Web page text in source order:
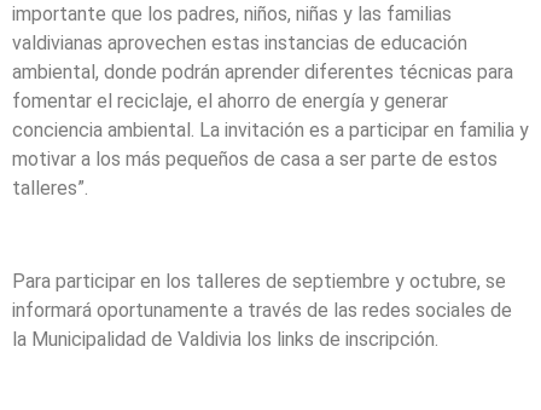
importante que los padres, niños, niñas y las familias
valdivianas aprovechen estas instancias de educación
ambiental, donde podrán aprender diferentes técnicas para
fomentar el reciclaje, el ahorro de energía y generar
conciencia ambiental. La invitación es a participar en familia y
motivar a los más pequeños de casa a ser parte de estos
talleres”.
Para participar en los talleres de septiembre y octubre, se
informará oportunamente a través de las redes sociales de
la Municipalidad de Valdivia los links de inscripción.